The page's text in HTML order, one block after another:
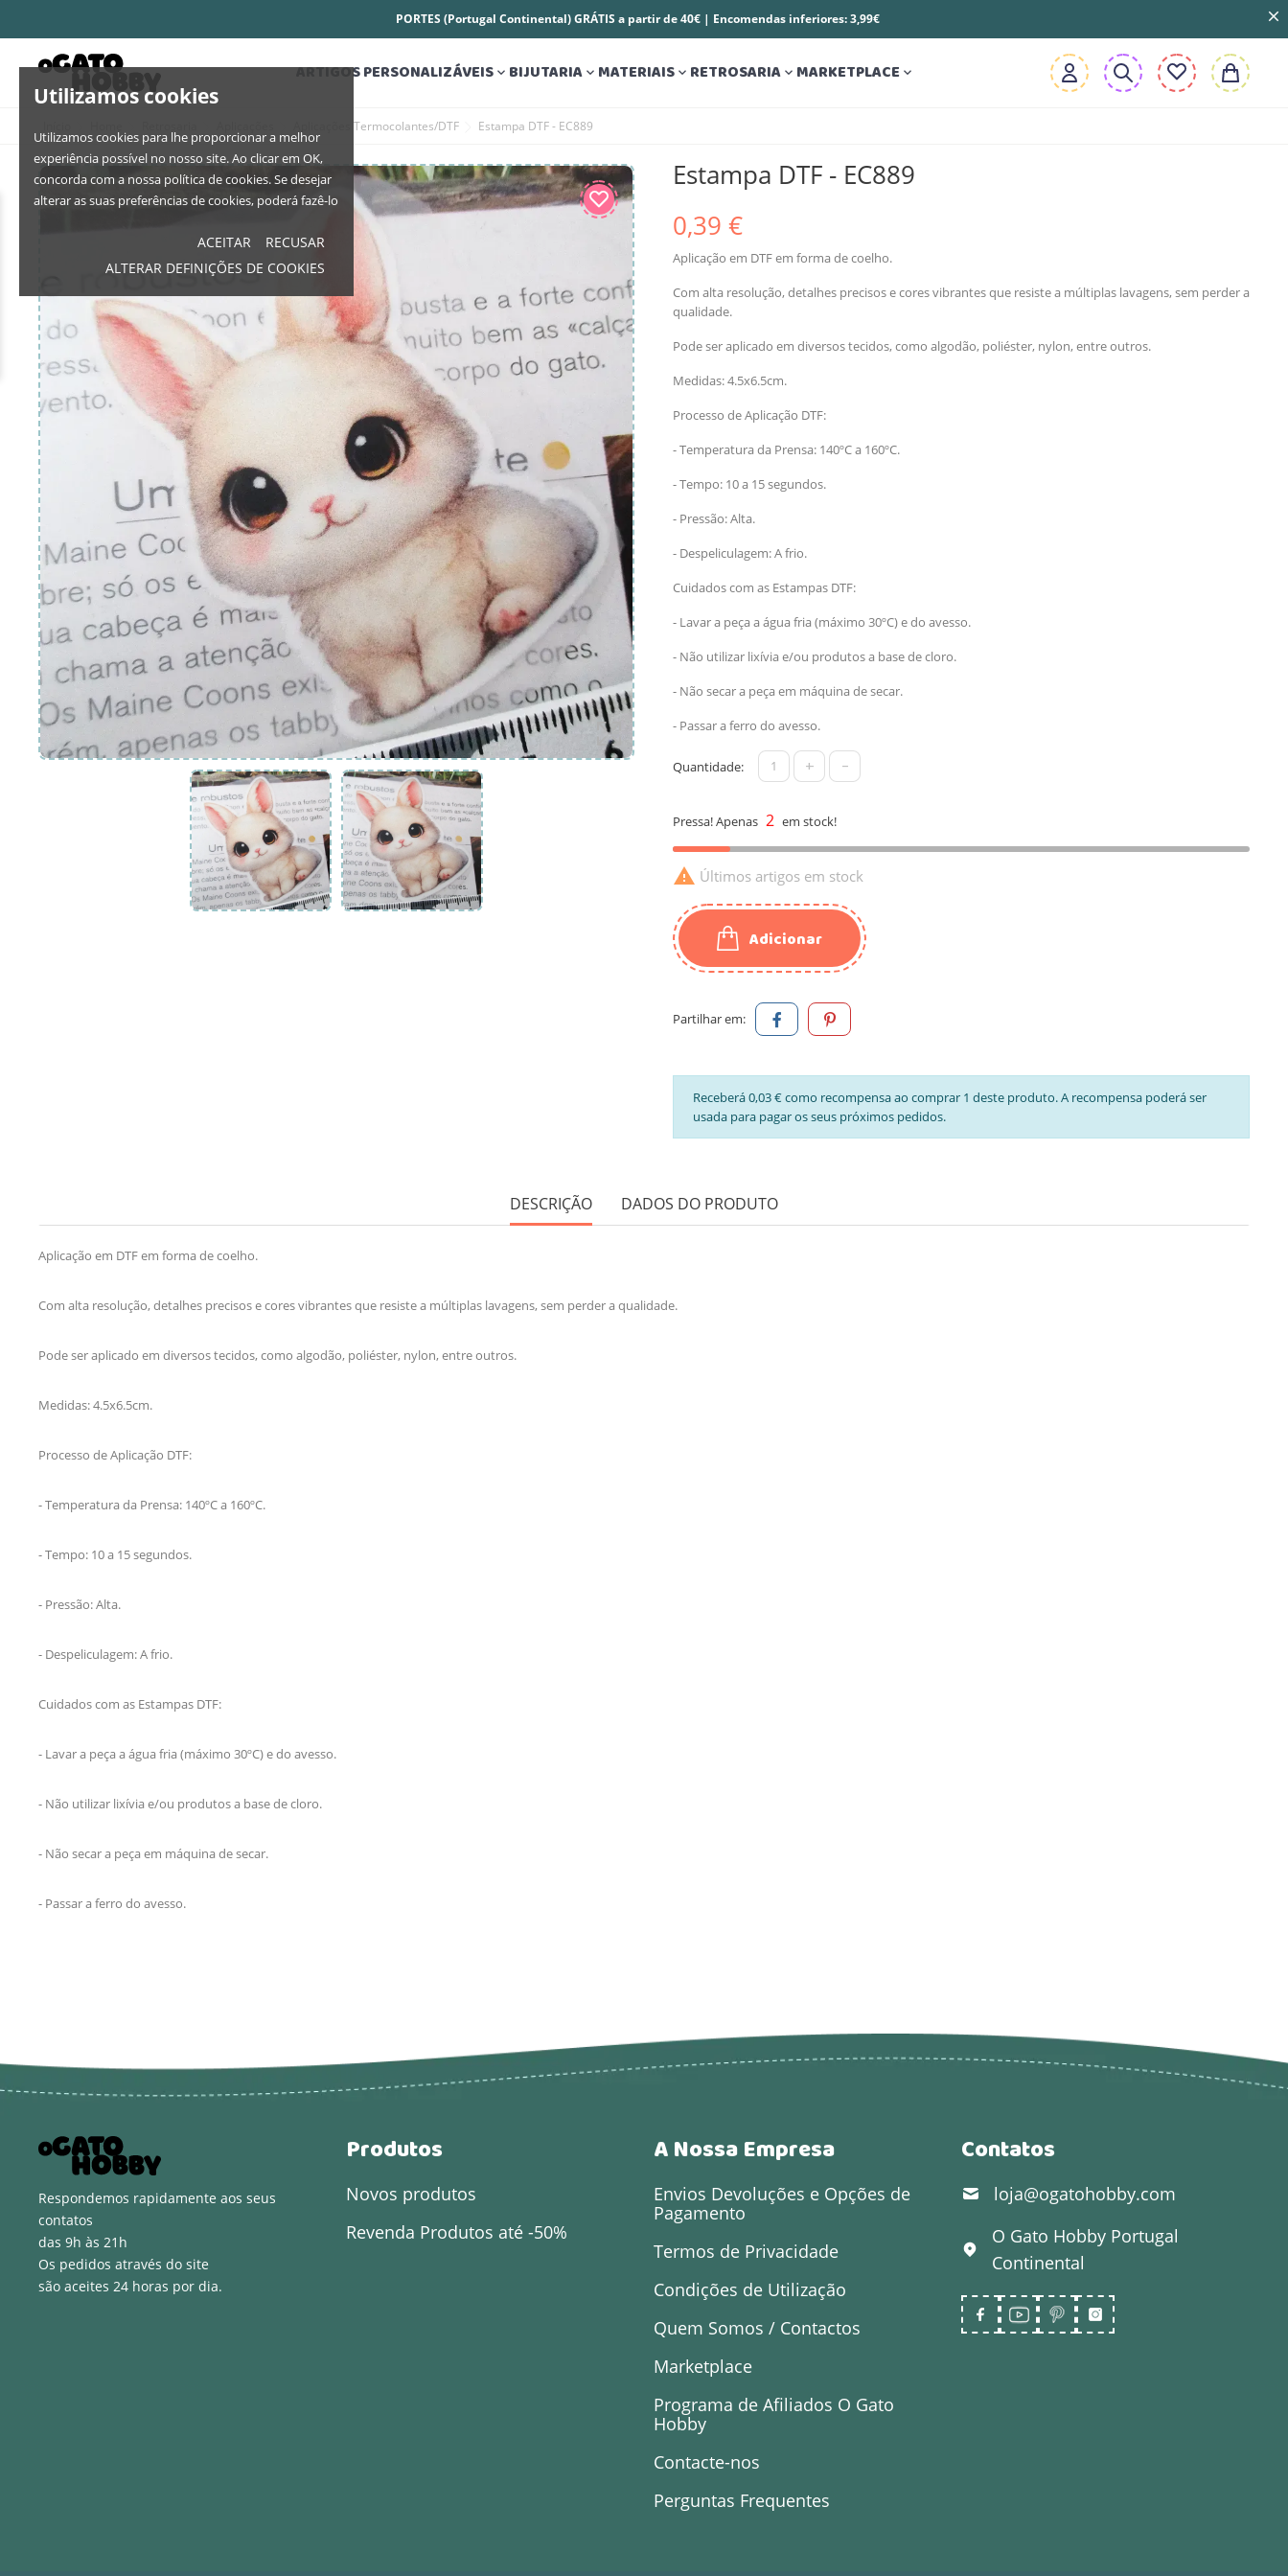
Utilizamos cookies
Utilizamos cookies para lhe proporcionar a melhor
experiência possível no nosso site. Ao clicar em OK,
concorda com a nossa política de cookies. Se desejar
alterar as suas preferências de cookies, poderá fazê-lo
ACEITAR
RECUSAR
ALTERAR DEFINIÇÕES DE COOKIES
PORTES (Portugal Continental) GRÁTIS a partir de 40€ | Encomendas inferiores: 3,99€
ARTIGOS PERSONALIZÁVEIS BIJUTARIA MATERIAIS RETROSARIA MARKETPLACE 
Aplicações Termocolantes/DTF Estampa DTF - EC889
Estampa DTF - EC889
0,39 €
Aplicação em DTF em forma de coelho.
Com alta resolução, detalhes precisos e cores vibrantes que resiste a múltiplas lavagens, sem perder a
qualidade.
Pode ser aplicado em diversos tecidos, como algodão, poliéster, nylon, entre outros.
Medidas: 4.5x6.5cm.
Processo de Aplicação DTF:
- Temperatura da Prensa: 140ºC a 160ºC.
- Tempo: 10 a 15 segundos.
- Pressão: Alta.
- Despeliculagem: A frio.
Cuidados com as Estampas DTF:
- Lavar a peça a água fria (máximo 30ºC) e do avesso.
- Não utilizar lixívia e/ou produtos a base de cloro.
- Não secar a peça em máquina de secar.
- Passar a ferro do avesso.
Quantidade: + -
Pressa! Apenas 2 em stock!
 Últimos artigos em stock
Adicionar
Partilhar em:
Receberá 0,03 € como recompensa ao comprar 1 deste produto. A recompensa poderá ser
usada para pagar os seus próximos pedidos.
DESCRIÇÃO DADOS DO PRODUTO
Aplicação em DTF em forma de coelho.
Com alta resolução, detalhes precisos e cores vibrantes que resiste a múltiplas lavagens, sem perder a qualidade.
Pode ser aplicado em diversos tecidos, como algodão, poliéster, nylon, entre outros.
Medidas: 4.5x6.5cm.
Processo de Aplicação DTF:
- Temperatura da Prensa: 140ºC a 160ºC.
- Tempo: 10 a 15 segundos.
- Pressão: Alta.
- Despeliculagem: A frio.
Cuidados com as Estampas DTF:
- Lavar a peça a água fria (máximo 30ºC) e do avesso.
- Não utilizar lixívia e/ou produtos a base de cloro.
- Não secar a peça em máquina de secar.
- Passar a ferro do avesso.
Respondemos rapidamente aos seus
contatos
das 9h às 21h
Os pedidos através do site
são aceites 24 horas por dia.
Produtos
Novos produtos
Revenda Produtos até -50%
A Nossa Empresa
Envios Devoluções e Opções de
Pagamento
Termos de Privacidade
Condições de Utilização
Quem Somos / Contactos
Marketplace
Programa de Afiliados O Gato
Hobby
Contacte-nos
Perguntas Frequentes
Contatos
loja@ogatohobby.com
O Gato Hobby Portugal
Continental